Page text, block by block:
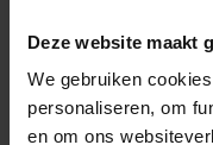
Deze website maakt
We gebruiken
personaliseren, om
en om ons
SRS Lighting |
| Diameter: 220mm